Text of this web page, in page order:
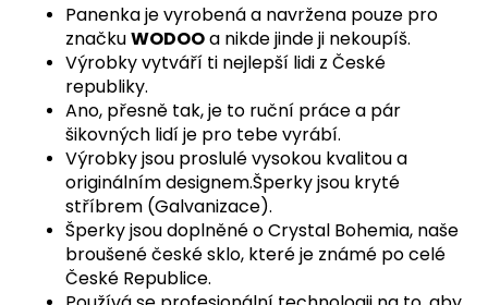
Panenka je vyrobená a navržena pouze pro
značkuWODOOa nikde jinde ji nekoupíš.
Výrobky vytváří ti nejlepší lidi z České
republiky.
Ano, přesně tak, je to ruční práce a pár
šikovných lidí je pro tebe vyrábí.
Výrobky jsou proslulé vysokou kvalitou a
originálním designem.Šperky jsou kryté
stříbrem (Galvanizace).
Šperky jsou doplněné o Crystal Bohemia, naše
broušené české sklo, které je známé po celé
České Republice.